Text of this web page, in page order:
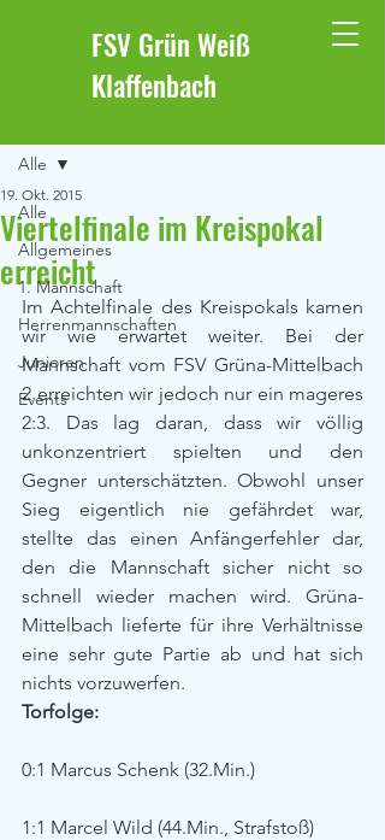
FSV Grün Weiß
Klaffenbach
Alle
Allgemeines
1. Mannschaft
Herrenmannschaften
Junioren
Events
Alle
Viertelfinale im Kreispokal
erreicht
19. Okt. 2015
Im Achtelfinale des Kreispokals kamen
wir wie erwartet weiter. Bei der
Mannschaft vom FSV Grüna-Mittelbach
2 erreichten wir jedoch nur ein mageres
2:3. Das lag daran, dass wir völlig
unkonzentriert spielten und den
Gegner unterschätzten. Obwohl unser
Sieg eigentlich nie gefährdet war,
stellte das einen Anfängerfehler dar,
den die Mannschaft sicher nicht so
schnell wieder machen wird. Grüna-
Mittelbach lieferte für ihre Verhältnisse
eine sehr gute Partie ab und hat sich
nichts vorzuwerfen.
Torfolge:
0:1 Marcus Schenk (32.Min.)
1:1 Marcel Wild (44.Min., Strafstoß)